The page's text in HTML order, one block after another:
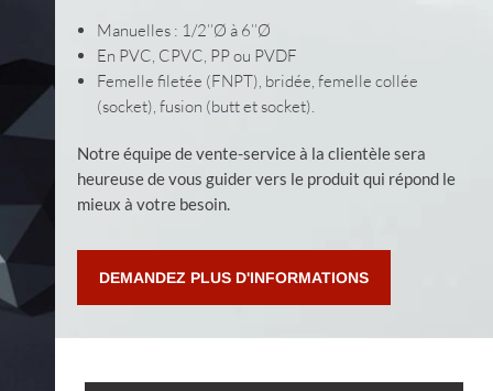
Manuelles : 1/2’’Ø à 6’’Ø
En PVC, CPVC, PP ou PVDF
Femelle filetée (FNPT), bridée, femelle collée
(socket), fusion (butt et socket).
Notre équipe de vente-service à la clientèle sera
heureuse de vous guider vers le produit qui répond le
mieux à votre besoin.
DEMANDEZ PLUS D'INFORMATIONS